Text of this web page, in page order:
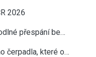
2026
přespání be…
čerpadla, které o…